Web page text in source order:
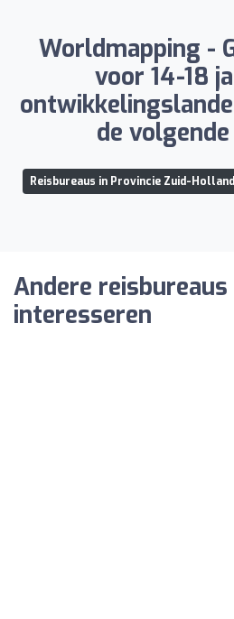
Worldmapping -
voor 14-18
de
Reisbureaus in Provincie Zuid-Holland
Andere
interesseren